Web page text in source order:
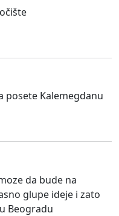
posete Kalemegdanu
da bude na
glupe ideje i zato
Beogradu